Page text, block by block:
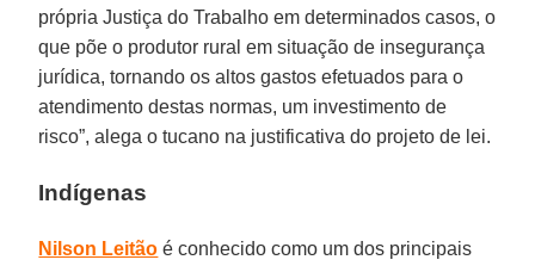
própria Justiça do Trabalho em determinados casos, o
que põe o produtor rural em situação de insegurança
jurídica, tornando os altos gastos efetuados para o
atendimento destas normas, um investimento de
risco”, alega o tucano na justificativa do projeto de lei.
Indígenas
Nilson Leitão é conhecido como um dos principais